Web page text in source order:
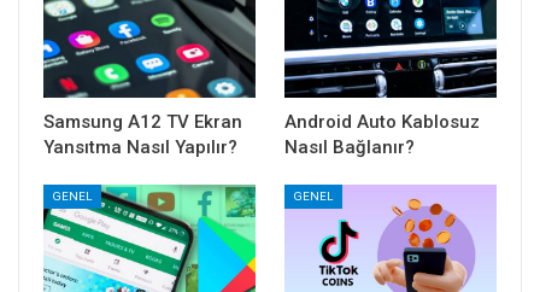
Samsung A12 TV Ekran
Yansıtma Nasıl Yapılır?
Android Auto Kablosuz
Nasıl Bağlanır?
GENEL GENEL